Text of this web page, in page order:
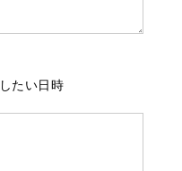
たい日時